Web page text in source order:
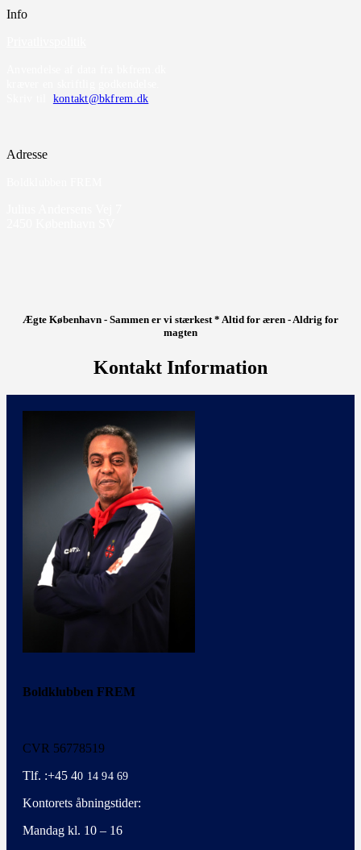
Info
kontakt@bkfrem.dk
Adresse
Ægte København - Sammen er vi stærkest * Altid for æren - Aldrig for
magten
Kontakt Information
Boldklubben FREM
CVR 56778519
Tlf. :+45 40 14 94 69
Kontorets åbningstider:
Mandag kl. 10 – 16